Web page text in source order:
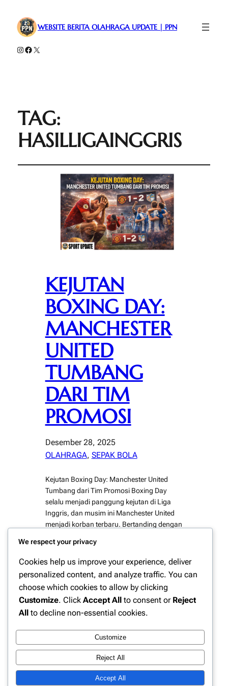
WEBSITE BERITA OLAHRAGA UPDATE | PPN
Instagram
Facebook
X
TAG:
HASILLIGAINGGRIS
KEJUTAN
BOXING DAY:
MANCHESTER
UNITED
TUMBANG
DARI TIM
PROMOSI
Desember 28, 2025
OLAHRAGA, SEPAK BOLA
Kejutan Boxing Day: Manchester United
Tumbang dari Tim Promosi Boxing Day
selalu menjadi panggung kejutan di Liga
Inggris, dan musim ini Manchester United
menjadi korban terbaru. Bertanding dengan
menelan kekalahan menyakitkan dari tim
promosi yang tampil tanpa beban. Hasil ini
memicu banyak pertanyaan soal
konsistensi dan mentalitas Manchester
United…
Instagram
Facebook
X
Website Berita Olahraga Update | PPN
We respect your privacy
Cookies help us improve your experience, deliver
personalized content, and analyze traffic. You can
choose which cookies to allow by clicking
Customize. Click Accept All to consent or Reject
All to decline non-essential cookies.
Customize
Reject All
Accept All